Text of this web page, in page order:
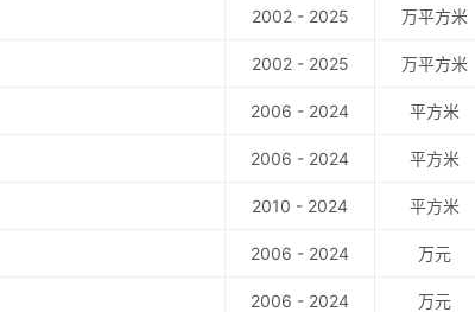
2002 - 2025 万平方米
2002 - 2025 万平方米
2006 - 2024 平方米
2006 - 2024 平方米
2010 - 2024 平方米
2006 - 2024 万元
2006 - 2024 万元